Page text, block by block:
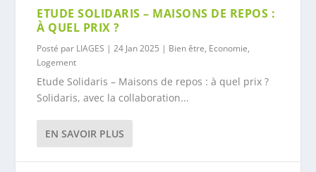
ETUDE SOLIDARIS – MAISONS DE REPOS :
À QUEL PRIX ?
Posté par LIAGES |24 Jan 2025 | Bien être, Economie,
Logement
Etude Solidaris – Maisons de repos : à quel prix ?
Solidaris, avec la collaboration...
EN SAVOIR PLUS